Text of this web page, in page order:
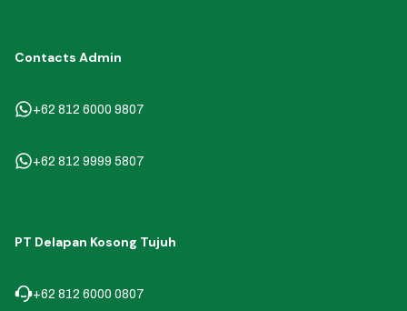
Contacts Admin
+62 812 6000 9807
+62 812 9999 5807
PT Delapan Kosong Tujuh
+62 812 6000 0807